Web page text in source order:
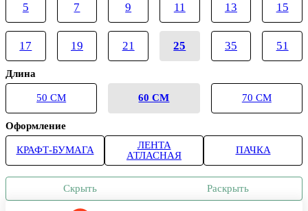
5 7 9 11 13 15
17 19 21 25 35 51
Длина
50 СМ 60 СМ 70 СМ
Оформление
КРАФТ-БУМАГА
ЛЕНТА
АТЛАСНАЯ
ПАЧКА
Скрыть Раскрыть